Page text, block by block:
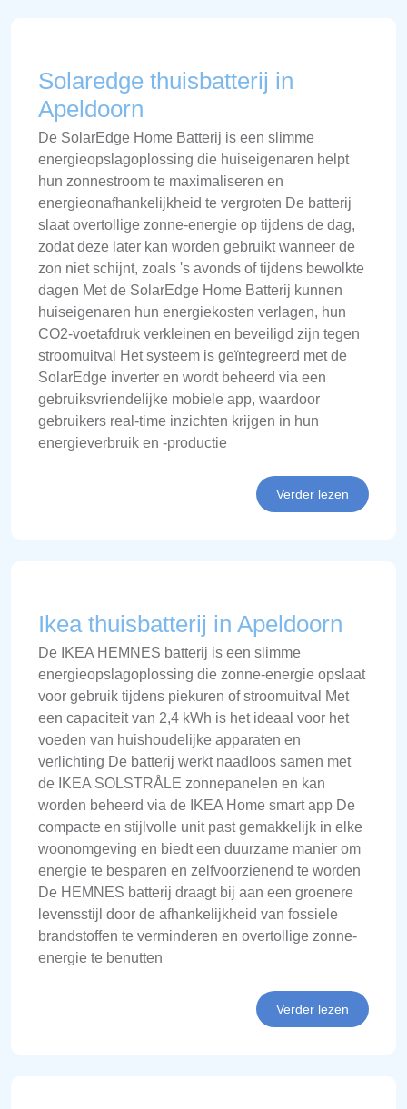
Solaredge thuisbatterij in
Apeldoorn
De SolarEdge Home Batterij is een slimme
energieopslagoplossing die huiseigenaren helpt
hun zonnestroom te maximaliseren en
energieonafhankelijkheid te vergroten De batterij
slaat overtollige zonne-energie op tijdens de dag,
zodat deze later kan worden gebruikt wanneer de
zon niet schijnt, zoals 's avonds of tijdens bewolkte
dagen Met de SolarEdge Home Batterij kunnen
huiseigenaren hun energiekosten verlagen, hun
CO2-voetafdruk verkleinen en beveiligd zijn tegen
stroomuitval Het systeem is geïntegreerd met de
SolarEdge inverter en wordt beheerd via een
gebruiksvriendelijke mobiele app, waardoor
gebruikers real-time inzichten krijgen in hun
energieverbruik en -productie
Verder lezen
Ikea thuisbatterij in Apeldoorn
De IKEA HEMNES batterij is een slimme
energieopslagoplossing die zonne-energie opslaat
voor gebruik tijdens piekuren of stroomuitval Met
een capaciteit van 2,4 kWh is het ideaal voor het
voeden van huishoudelijke apparaten en
verlichting De batterij werkt naadloos samen met
de IKEA SOLSTRÅLE zonnepanelen en kan
worden beheerd via de IKEA Home smart app De
compacte en stijlvolle unit past gemakkelijk in elke
woonomgeving en biedt een duurzame manier om
energie te besparen en zelfvoorzienend te worden
De HEMNES batterij draagt bij aan een groenere
levensstijl door de afhankelijkheid van fossiele
brandstoffen te verminderen en overtollige zonne-
energie te benutten
Verder lezen